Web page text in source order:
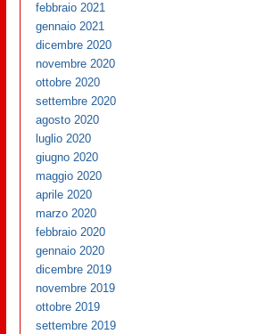
febbraio 2021
gennaio 2021
dicembre 2020
novembre 2020
ottobre 2020
settembre 2020
agosto 2020
luglio 2020
giugno 2020
maggio 2020
aprile 2020
marzo 2020
febbraio 2020
gennaio 2020
dicembre 2019
novembre 2019
ottobre 2019
settembre 2019